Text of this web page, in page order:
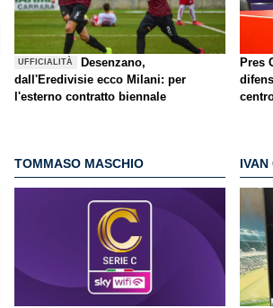
UFFICIALITÀ
Desenzano,
dall'Eredivisie ecco Milani: per
l'esterno contratto biennale
Pres
TOMMASO MASCHIO IVAN